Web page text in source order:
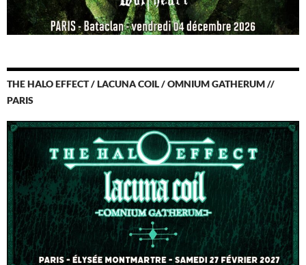
THE HALO EFFECT / LACUNA COIL / OMNIUM GATHERUM //
PARIS